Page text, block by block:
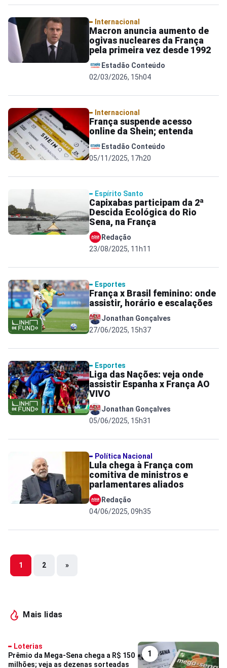
Internacional
Macron anuncia aumento de
ogivas nucleares da França
pela primeira vez desde 1992
Estadão Conteúdo
02/03/2026, 15h04
Internacional
França suspende acesso
online da Shein; entenda
Estadão Conteúdo
05/11/2025, 17h20
Espírito Santo
Capixabas participam da 2ª
Descida Ecológica do Rio
Sena, na França
Redação
23/08/2025, 11h11
Esportes
França x Brasil feminino: onde
assistir, horário e escalações
Jonathan Gonçalves
27/06/2025, 15h37
Esportes
Liga das Nações: veja onde
assistir Espanha x França AO
VIVO
Jonathan Gonçalves
05/06/2025, 15h31
Política Nacional
Lula chega à França com
comitiva de ministros e
parlamentares aliados
Redação
04/06/2025, 09h35
Mais lidas
1
Loterias
Prêmio da Mega-Sena chega a R$ 150
milhões; veja as dezenas sorteadas
1 2 »